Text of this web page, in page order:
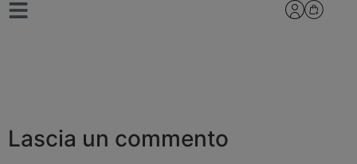
SC10- Confezione in
Lascia un commento